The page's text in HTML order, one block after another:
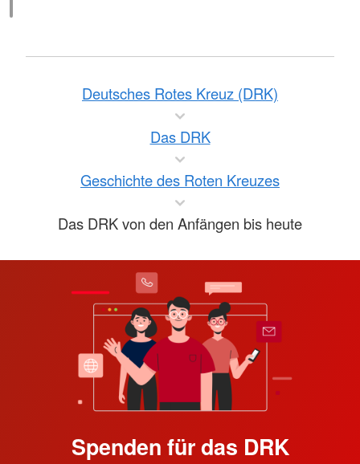
Deutsches Rotes Kreuz (DRK)
Das DRK
Geschichte des Roten Kreuzes
Das DRK von den Anfängen bis heute
Spenden für das DRK